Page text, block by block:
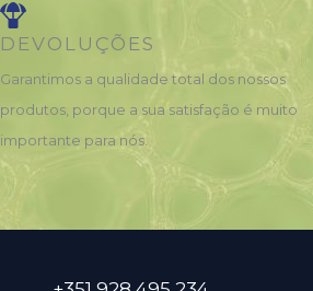
DEVOLUÇÕES
Garantimos a qualidade total dos nossos
produtos, porque a sua satisfação é muito
importante para nós.